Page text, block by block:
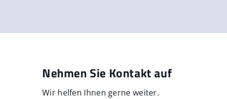
Nehmen Sie Kontakt auf
Wir helfen Ihnen gerne weiter.